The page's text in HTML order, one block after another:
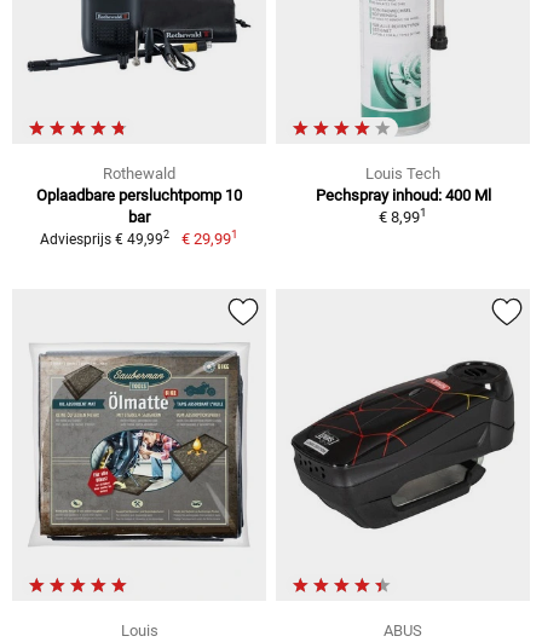
Rothewald
Oplaadbare persluchtpomp 10
bar
Adviesprijs € 49,992 € 29,991
Louis Tech
Pechspray inhoud: 400 Ml
€ 8,991
Louis
ABUS